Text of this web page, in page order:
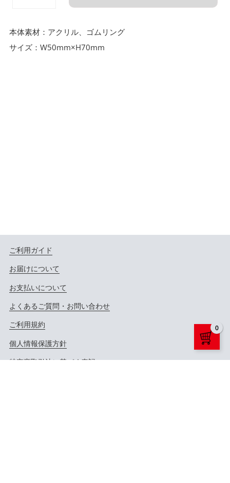
0
本体素材：アクリル、ゴムリング
サイズ：W50mm×H70mm
ご利用ガイド
お届けについて
お支払いについて
よくあるご質問・お問い合わせ
ご利用規約
個人情報保護方針
特定商取引法に基づく表記